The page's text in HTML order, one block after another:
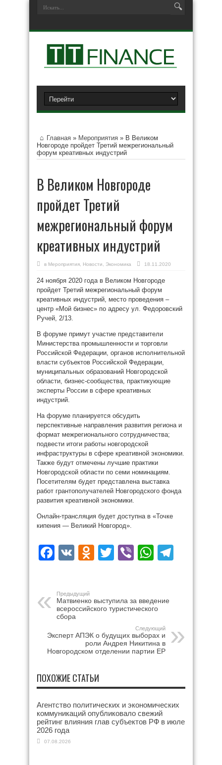
Главная » Мероприятия » В Великом
Новгороде пройдет Третий межрегиональный
форум креативных индустрий
В Великом Новгороде
пройдет Третий
межрегиональный форум
креативных индустрий
в Мероприятия Новости Экономика 18.11.2020
24 ноября 2020 года в Великом Новгороде
пройдет Третий межрегиональный форум
креативных индустрий, место проведения –
центр «Мой бизнес» по адресу ул. Федоровский
Ручей, 2/13.
В форуме примут участие представители
Министерства промышленности и торговли
Российской Федерации, органов исполнительной
власти субъектов Российской Федерации,
муниципальных образований Новгородской
области, бизнес-сообщества, практикующие
эксперты России в сфере креативных
индустрий.
На форуме планируется обсудить
перспективные направления развития региона и
формат межрегионального сотрудничества;
подвести итоги работы новгородской
инфраструктуры в сфере креативной экономики.
Также будут отмечены лучшие практики
Новгородской области по семи номинациям.
Посетителям будет представлена выставка
работ грантополучателей Новгородского фонда
развития креативной экономики.
Онлайн-трансляция будет доступна в «Точке
кипения — Великий Новгород».
Facebook
VK Odnoklassniki
Twitter
Viber
Предыдущий
Матвиенко выступила за введение
всероссийского туристического
сбора
Следующий
Эксперт АПЭК о будущих выборах и
роли Андрея Никитина в
Новгородском отделении партии ЕР
ПОХОЖИЕ СТАТЬИ
Агентство политических и экономических
коммуникаций опубликовало свежий
рейтинг влияния глав субъектов РФ в июле
2026 года
07.08.2026